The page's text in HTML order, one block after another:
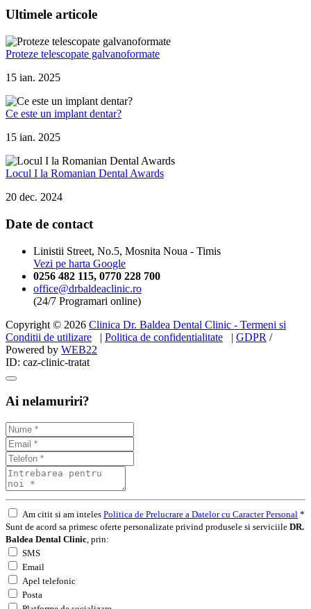
Ultimele articole
Proteze telescopate galvanoformate
15 ian. 2025
Ce este un implant dentar?
15 ian. 2025
Locul I la Romanian Dental Awards
20 dec. 2024
Date de contact
Linistii Street, No.5, Mosnita Noua - Timis
Vezi pe harta Google
0256 482 115, 0770 228 700
office@drbaldeaclinic.ro
(24/7 Programari online)
Copyright © 2026 Clinica Dr. Baldea Dental Clinic - Termeni si
Conditii de utilizare | Politica de confidentialitate | GDPR /
Powered by WEB22
ID: caz-clinic-tratat
Ai nelamuriri?
Am citit si am inteles Politica de Prelucrare a Datelor cu Caracter Personal *
Sunt de acord sa primesc oferte personalizate privind produsele si serviciile DR.
Baldea Dental Clinic , prin:
SMS
Email
Apel telefonic
Posta